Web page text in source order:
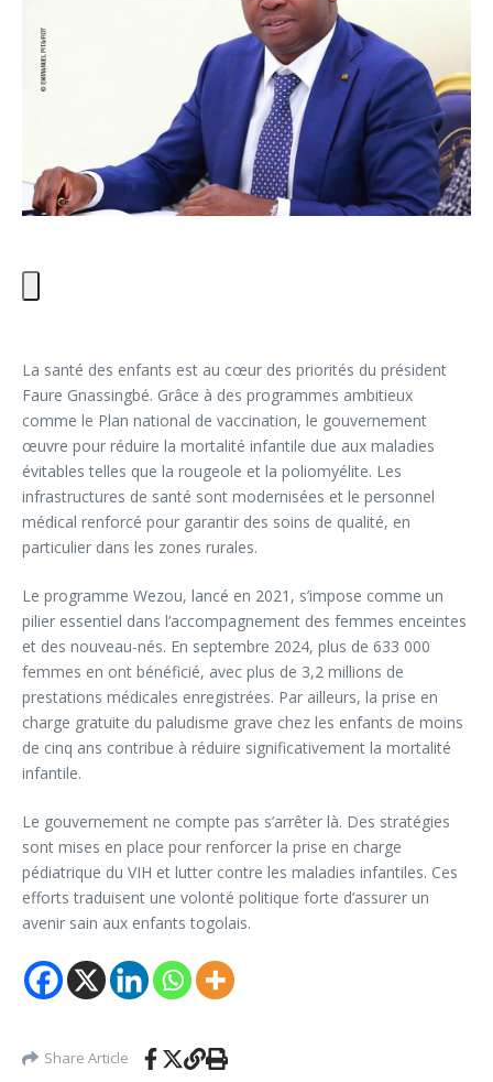
La santé des enfants est au cœur des priorités du président
Faure Gnassingbé. Grâce à des programmes ambitieux
comme le Plan national de vaccination, le gouvernement
œuvre pour réduire la mortalité infantile due aux maladies
évitables telles que la rougeole et la poliomyélite. Les
infrastructures de santé sont modernisées et le personnel
médical renforcé pour garantir des soins de qualité, en
particulier dans les zones rurales.
Le programme Wezou, lancé en 2021, s’impose comme un
pilier essentiel dans l’accompagnement des femmes enceintes
et des nouveau-nés. En septembre 2024, plus de 633 000
femmes en ont bénéficié, avec plus de 3,2 millions de
prestations médicales enregistrées. Par ailleurs, la prise en
charge gratuite du paludisme grave chez les enfants de moins
de cinq ans contribue à réduire significativement la mortalité
infantile.
Le gouvernement ne compte pas s’arrêter là. Des stratégies
sont mises en place pour renforcer la prise en charge
pédiatrique du VIH et lutter contre les maladies infantiles. Ces
efforts traduisent une volonté politique forte d’assurer un
avenir sain aux enfants togolais.
Share Article